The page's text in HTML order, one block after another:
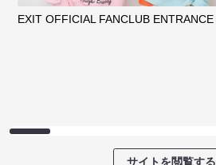
EXIT OFFICIAL FANCLUB ENTRANCE
サイトを閲覧する